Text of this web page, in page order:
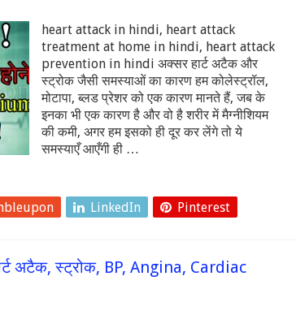
heart attack in hindi, heart attack
treatment at home in hindi, heart attack
prevention in hindi अक्सर हार्ट अटैक और
स्ट्रोक जैसी समस्याओं का कारण हम कोलेस्ट्रॉल,
मोटापा, ब्लड प्रेशर को एक कारण मानते हैं, जब के
इनका भी एक कारण है और वो है शरीर में मैग्नीशियम
की कमी, अगर हम इसको ही दूर कर लेंगे तो ये
समस्याएँ आएँगी ही …
LinkedIn Pinterest
अटैक, स्ट्रोक, BP, Angina, Cardiac